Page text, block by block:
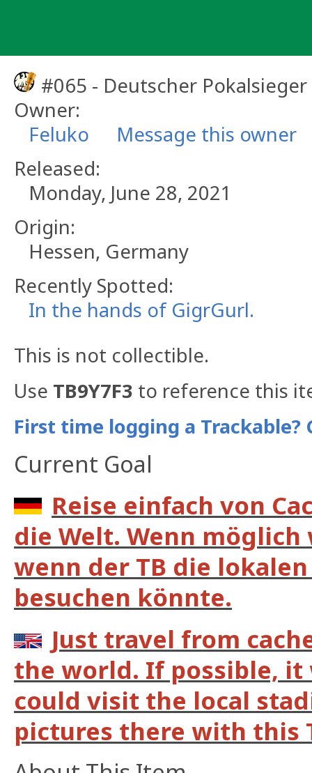
#065 - Deutscher
Owner:
Feluko
Message this owner
Released:
Monday, June 28, 2021
Origin:
Hessen, Germany
Recently Spotted:
In the hands of GigrGurl.
This is not collectible.
Use TB9Y7F3 to reference this
First time logging a Trackable?
Current Goal
Reise einfach von
die Welt. Wenn möglich
wenn der TB die
besuchen könnte.
Just travel from
the world. If possible, it
could visit the local
pictures there with this